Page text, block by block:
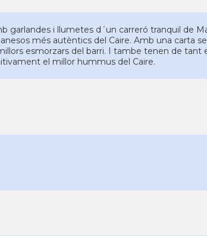
garlandes i llumetes d´un carreró tranquil de
més autèntics del Caire. Amb una carta
esmorzars del barri. I tambe tenen de
el millor hummus del Caire.